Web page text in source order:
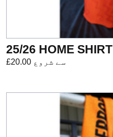
25/26 HOME SHIRT
£20.00 سے شروع